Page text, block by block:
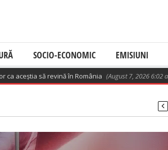
SOCIO-ECONOMIC EMISIUNI
să revină în România (August 7, 2026 6:02 am)